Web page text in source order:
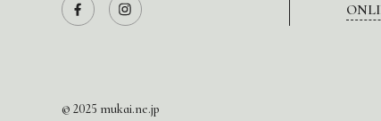
© 2025 mukai.ne.jp